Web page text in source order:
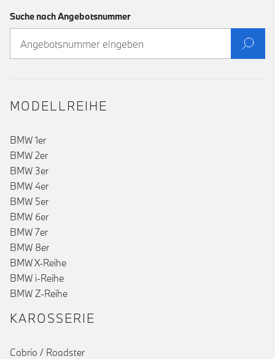
Suche nach Angebotsnummer
MODELLREIHE
BMW 1er
BMW 2er
BMW 3er
BMW 4er
BMW 5er
BMW 6er
BMW 7er
BMW 8er
BMW X-Reihe
BMW i-Reihe
BMW Z-Reihe
KAROSSERIE
Cabrio / Roadster